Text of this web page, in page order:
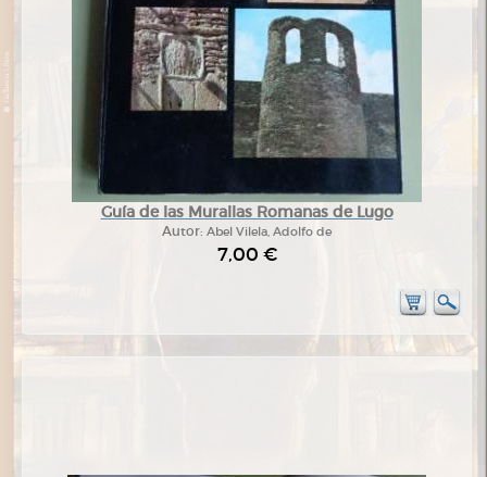
Guía de las Murallas Romanas de Lugo
Autor: Abel Vilela, Adolfo de
7,00 €